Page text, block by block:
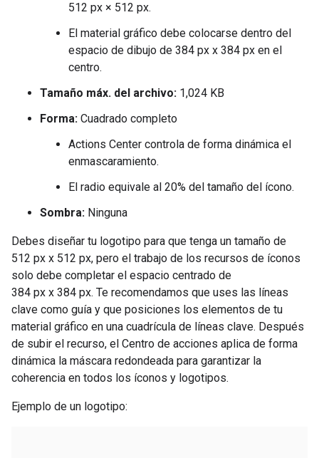
512 px × 512 px.
El material gráfico debe colocarse dentro del
espacio de dibujo de 384 px x 384 px en el
centro.
Tamaño máx. del archivo: 1,024 KB
Forma: Cuadrado completo
Actions Center controla de forma dinámica el
enmascaramiento.
El radio equivale al 20% del tamaño del ícono.
Sombra: Ninguna
Debes diseñar tu logotipo para que tenga un tamaño de
512 px x 512 px, pero el trabajo de los recursos de íconos
solo debe completar el espacio centrado de
384 px x 384 px. Te recomendamos que uses las líneas
clave como guía y que posiciones los elementos de tu
material gráfico en una cuadrícula de líneas clave. Después
de subir el recurso, el Centro de acciones aplica de forma
dinámica la máscara redondeada para garantizar la
coherencia en todos los íconos y logotipos.
Ejemplo de un logotipo: